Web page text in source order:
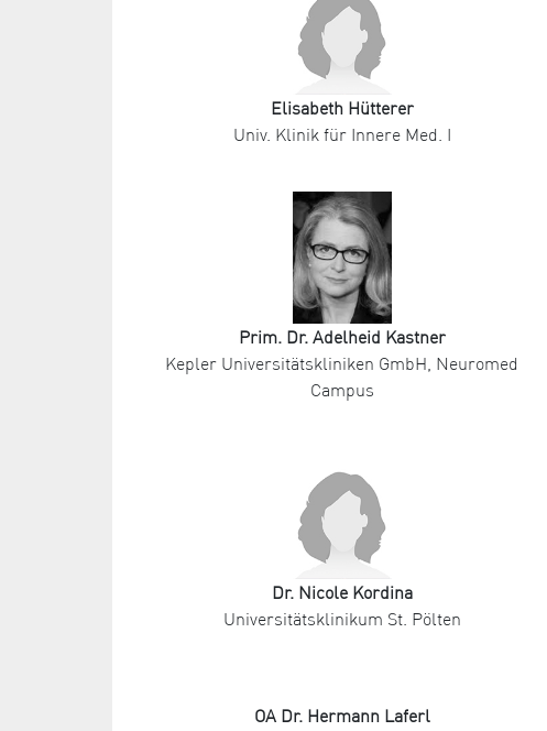
Elisabeth Hütterer
Univ. Klinik für Innere Med. I
Prim. Dr. Adelheid Kastner
Kepler Universitätskliniken GmbH, Neuromed
Campus
Dr. Nicole Kordina
Universitätsklinikum St. Pölten
OA Dr. Hermann Laferl